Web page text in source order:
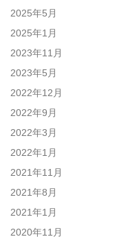
2025年5月
2025年1月
2023年11月
2023年5月
2022年12月
2022年9月
2022年3月
2022年1月
2021年11月
2021年8月
2021年1月
2020年11月